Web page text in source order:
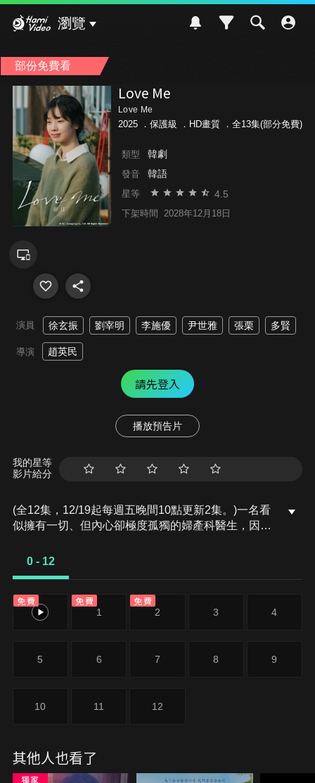
瀏覽
部份免費看
Love Me
Love Me
2025 ． 保護級 ．HD畫質 ．全13集(部分免費)
類型 韓劇
發音 韓語
星等 4.5
下架時間 2028年12月18日
演員 徐玄振 劉宰明 李施優 尹世雅 張栗 多賢
導演 趙英民
請先登入
播放預告片
我的星等
影片給分
(全12集，12/19起每週五晚間10點更新2集。)一名看
似擁有一切、但內心卻極度孤獨的婦產科醫生，因七
之後，她一直假裝堅強，將內心的空洞小心翼翼地隱
個家庭，每個人都曾以自我為中心地活著。表面看起
來都很堅強，其實比誰都孤獨的活著，在迎向自己的
0 - 12
免費
0
免費
1
免費
2 3 4
5 6 7 8 9
10 11 12
其他人也看了